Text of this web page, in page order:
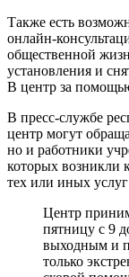
Также есть
онлайн-
общественной
установления и
В центр за
В пресс-службе
центр могут
но и работники
которых возникли
тех или иных
Центр
пятницу с 9
выходным и
только